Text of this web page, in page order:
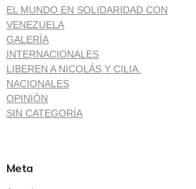
EL MUNDO EN SOLIDARIDAD CON
VENEZUELA
GALERÍA
INTERNACIONALES
LIBEREN A NICOLÁS Y CILIA.
NACIONALES
OPINIÓN
SIN CATEGORÍA
Meta